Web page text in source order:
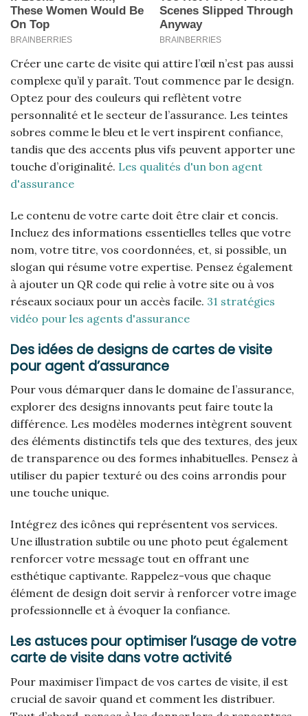
Créer une carte de visite qui attire l’œil n’est pas aussi
complexe qu’il y paraît. Tout commence par le design.
Optez pour des couleurs qui reflètent votre
personnalité et le secteur de l’assurance. Les teintes
sobres comme le bleu et le vert inspirent confiance,
tandis que des accents plus vifs peuvent apporter une
touche d’originalité. Les qualités d'un bon agent
d'assurance
Le contenu de votre carte doit être clair et concis.
Incluez des informations essentielles telles que votre
nom, votre titre, vos coordonnées, et, si possible, un
slogan qui résume votre expertise. Pensez également
à ajouter un QR code qui relie à votre site ou à vos
réseaux sociaux pour un accès facile. 31 stratégies
vidéo pour les agents d'assurance
Des idées de designs de cartes de visite
pour agent d’assurance
Pour vous démarquer dans le domaine de l’assurance,
explorer des designs innovants peut faire toute la
différence. Les modèles modernes intègrent souvent
des éléments distinctifs tels que des textures, des jeux
de transparence ou des formes inhabituelles. Pensez à
utiliser du papier texturé ou des coins arrondis pour
une touche unique.
Intégrez des icônes qui représentent vos services.
Une illustration subtile ou une photo peut également
renforcer votre message tout en offrant une
esthétique captivante. Rappelez-vous que chaque
élément de design doit servir à renforcer votre image
professionnelle et à évoquer la confiance.
Les astuces pour optimiser l’usage de votre
carte de visite dans votre activité
Pour maximiser l’impact de vos cartes de visite, il est
crucial de savoir quand et comment les distribuer.